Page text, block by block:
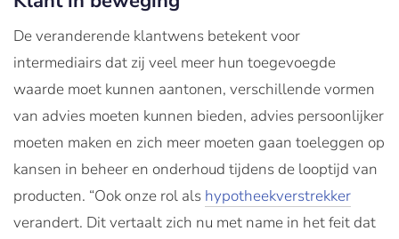
De veranderende klantwens betekent voor
intermediairs dat zij veel meer hun toegevoegde
waarde moet kunnen aantonen, verschillende vormen
van advies moeten kunnen bieden, advies persoonlijker
moeten maken en zich meer moeten gaan toeleggen op
kansen in beheer en onderhoud tijdens de looptijd van
producten. “Ook onze rol als hypotheekverstrekker
verandert. Dit vertaalt zich nu met name in het feit dat